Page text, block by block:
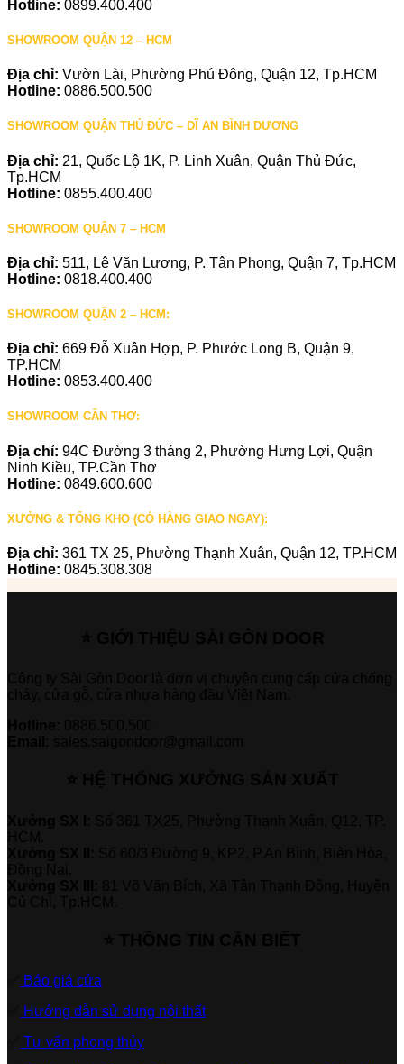
Hotline: 0899.400.400
SHOWROOM QUẬN 12 – HCM
Địa chỉ: Vườn Lài, Phường Phú Đông, Quận 12, Tp.HCM
Hotline: 0886.500.500
SHOWROOM QUẬN THỦ ĐỨC – DĨ AN BÌNH DƯƠNG
Địa chỉ: 21, Quốc Lộ 1K, P. Linh Xuân, Quận Thủ Đức,
Tp.HCM
Hotline: 0855.400.400
SHOWROOM QUẬN 7 – HCM
Địa chỉ: 511, Lê Văn Lương, P. Tân Phong, Quận 7, Tp.HCM
Hotline: 0818.400.400
SHOWROOM QUẬN 2 – HCM:
Địa chỉ: 669 Đỗ Xuân Hợp, P. Phước Long B, Quận 9,
TP.HCM
Hotline: 0853.400.400
SHOWROOM CẦN THƠ:
Địa chỉ: 94C Đường 3 tháng 2, Phường Hưng Lợi, Quận
Ninh Kiều, TP.Cần Thơ
Hotline: 0849.600.600
XƯỞNG & TỔNG KHO (CÓ HÀNG GIAO NGAY):
Địa chỉ: 361 TX 25, Phường Thạnh Xuân, Quận 12, TP.HCM
Hotline: 0845.308.308
Báo giá cửa
Hướng dẫn sử dụng nội thất
Tư vấn phong thủy